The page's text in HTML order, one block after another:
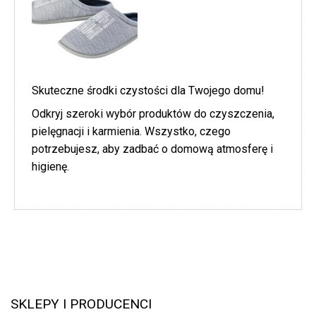
Skuteczne środki czystości dla Twojego domu!
Odkryj szeroki wybór produktów do czyszczenia,
pielęgnacji i karmienia. Wszystko, czego
potrzebujesz, aby zadbać o domową atmosferę i
higienę.
SKLEPY I PRODUCENCI